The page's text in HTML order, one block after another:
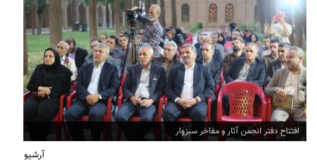
افتتاح دفتر انجمن آثار و مفاخر سبزوار
آرشیو